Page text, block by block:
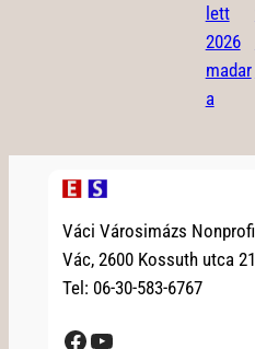
lett
2026
madar
a
Váci Városimázs
Vác, 2600 Kossuth utca 21
Tel: 06-30-583-6767
Facebook YouTube